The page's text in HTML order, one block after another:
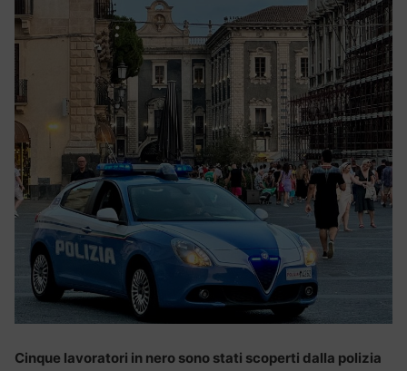
Cinque lavoratori in nero sono stati scoperti dalla polizia